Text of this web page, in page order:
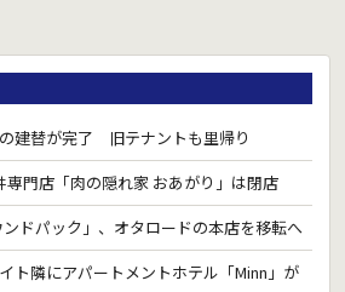
建替が完了 旧テナントも里帰り
専門店「肉の隠れ家 おあがり」は閉店
ドパック」、オタロードの本店を移転へ
ト隣にアパートメントホテル「Minn」が